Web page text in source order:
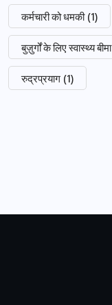
कर्मचारी को धमकी (1)
बुज़ुर्गों के लिए स्वास्थ्य बीमा
रुद्रप्रयाग (1)